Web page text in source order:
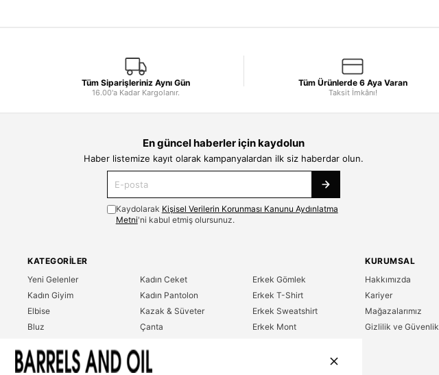
Tüm Siparişleriniz Aynı Gün
16.00'a Kadar Kargolanır.
Tüm Ürünlerde 6 Aya Varan
Taksit İmkânı!
En güncel haberler için kaydolun
Haber listemize kayıt olarak kampanyalardan ilk siz haberdar olun.
Kaydolarak Kişisel Verilerin Korunması Kanunu Aydınlatma
Metni'ni kabul etmiş olursunuz.
KATEGORILER
Yeni Gelenler
Kadın Giyim
Elbise
Bluz
T-Shirt
Kadın Ceket
Kadın Pantolon
Kazak & Süveter
Çanta
Erkek Gömlek
Erkek T-Shirt
Erkek Sweatshirt
Erkek Mont
KURUMSAL
Hakkımızda
Kariyer
Mağazalarımız
Gizlilik ve Güvenlik